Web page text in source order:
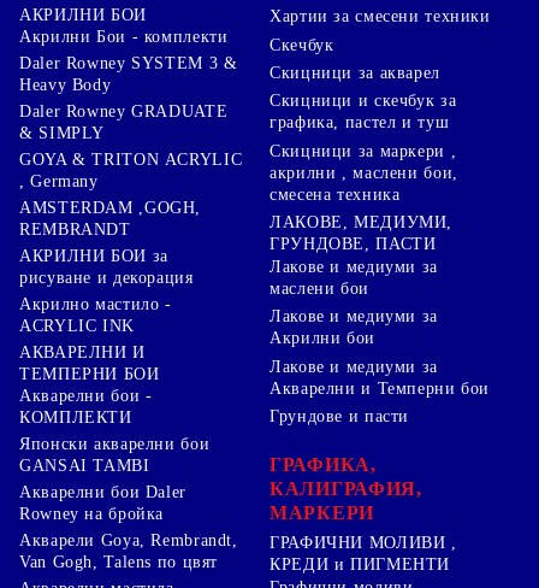
АКРИЛНИ БОИ
Акрилни Бои - комплекти
Daler Rowney SYSTEM 3 &
Heavy Body
Daler Rowney GRADUATE
& SIMPLY
GOYA & TRITON АCRYLIC
, Germany
AMSTERDAM ,GOGH,
REMBRANDT
АКРИЛНИ БОИ за
рисуване и декорация
Акрилно мастило -
ACRYLIC INK
АКВАРЕЛНИ И
ТЕМПЕРНИ БОИ
Акварелни бои -
КОМПЛЕКТИ
Японски акварелни бои
GANSAI TAMBI
Акварелни бои Daler
Rowney на бройка
Акварели Goya, Rembrandt,
Van Gogh, Talens по цвят
Хартии за смесени техники
Скечбук
Скицници за акварел
Скицници и скечбук за
графика, пастел и туш
Скицници за маркери ,
акрилни , маслени бои,
смесена техника
ЛАКОВЕ, МЕДИУМИ,
ГРУНДОВЕ, ПАСТИ
Лакове и медиуми за
маслени бои
Лакове и медиуми за
Акрилни бои
Лакове и медиуми за
Акварелни и Темперни бои
Грундове и пасти
ГРАФИКА,
КАЛИГРАФИЯ,
МАРКЕРИ
ГРАФИЧНИ МОЛИВИ ,
КРЕДИ и ПИГМЕНТИ